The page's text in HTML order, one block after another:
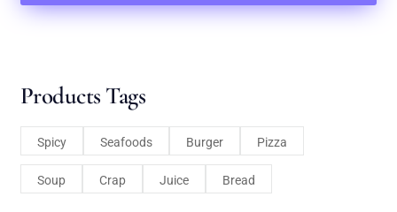
Products Tags
Spicy Seafoods Burger Pizza
Soup Crap Juice Bread